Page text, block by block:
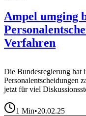
Ampel umging
Verfahren
Die Bundesregierung hat
Personalentscheidungen
jetzt für viel
1 Min•20.02.25